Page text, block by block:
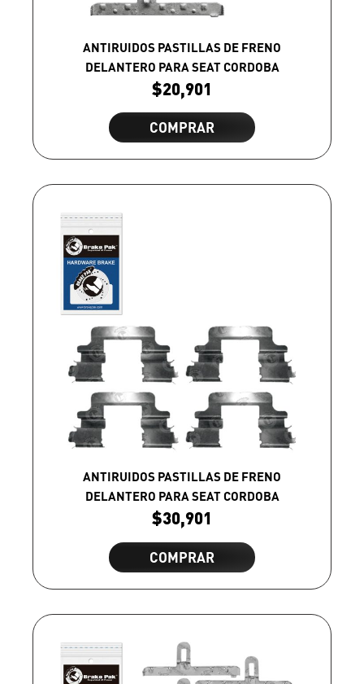
ANTIRUIDOS PASTILLAS DE FRENO
DELANTERO PARA SEAT CORDOBA
$20,901
COMPRAR
ANTIRUIDOS PASTILLAS DE FRENO
DELANTERO PARA SEAT CORDOBA
$30,901
COMPRAR